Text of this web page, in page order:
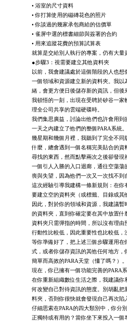
• 浴室的尺寸資料
• 你打算使用的磁磚花色的照片
• 你談過的幾家承包商給的估價單
• 雀屏中選的標書細節與簽署的合約
• 用來追蹤花費的預算試算表
就算是交給別人執行的專案，仍有大量
●步驟3：視需要建立其他資料夾
以前，我會建議處於這個階段的人也
一個領域和資源建立新的資料夾。我以
緒，會更方便日後儲存新的資訊，但後
我頓悟的一刻，出現在受聘於矽谷一家
理全公司共享的雲端硬碟時。
我們集思廣益，討論出他們也許會用到
一天之內建立了他們的整個PARA系統
幾星期和幾個月裡，我聽到了完全不同
什麼，總會遇到一個名稱完美貼合的資
尋找的東西，然而點擊兩次之後卻發現
一個引人入勝的入口迴廊，通往空蕩蕩
喪與失望，因為他們一次又一次找不到
這次經驗引導我建構一條新規則：在你
要建立空的資料夾（或標籤、目錄或其
因此，對於你的領域和資源，我建議暫
的資料夾，直到你確定要在其中放置什
資料夾只需彈指的時間，所以沒有理由
行動性比較低，因此重要性也比較低，
等你準備好了，把上述三個步驟運用在
式，或者你儲存資訊的其他任何地方，
簡單而高效的PARA天堂（懂了嗎？）。
現在，你已擁有一個功能完善的PARA系
在你重新組織數位生活之際，我建議你
何改變自己對待資訊的態度。別胡亂把
料夾，否則你很快就會發現自己再次陷
仔細思索在PARA的四大類別中，你分
正獨特或有用的？當你坐下來投入一個